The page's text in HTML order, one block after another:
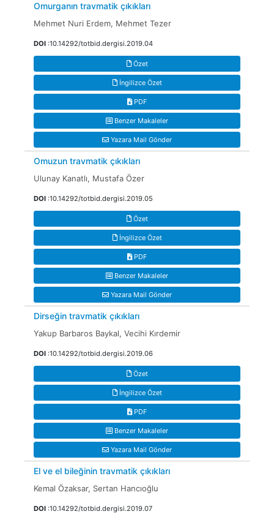
Omurganın travmatik çıkıkları
Mehmet Nuri Erdem, Mehmet Tezer
DOI :10.14292/totbid.dergisi.2019.04
Özet
İngilizce Özet
PDF
Benzer Makaleler
Yazara Mail Gönder
Omuzun travmatik çıkıkları
Ulunay Kanatlı, Mustafa Özer
DOI :10.14292/totbid.dergisi.2019.05
Özet
İngilizce Özet
PDF
Benzer Makaleler
Yazara Mail Gönder
Dirseğin travmatik çıkıkları
Yakup Barbaros Baykal, Vecihi Kırdemir
DOI :10.14292/totbid.dergisi.2019.06
Özet
İngilizce Özet
PDF
Benzer Makaleler
Yazara Mail Gönder
El ve el bileğinin travmatik çıkıkları
Kemal Özaksar, Sertan Hancıoğlu
DOI :10.14292/totbid.dergisi.2019.07